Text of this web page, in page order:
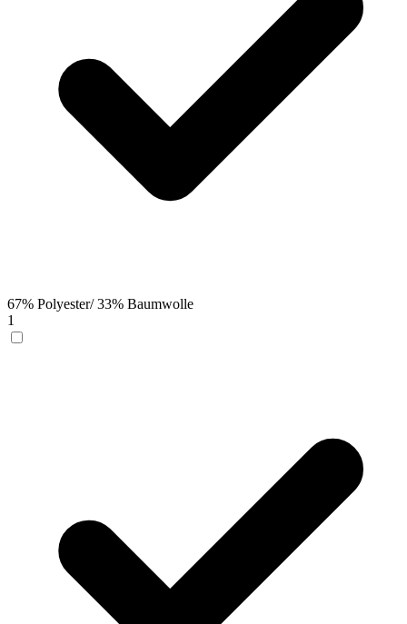
67% Polyester/ 33% Baumwolle
1